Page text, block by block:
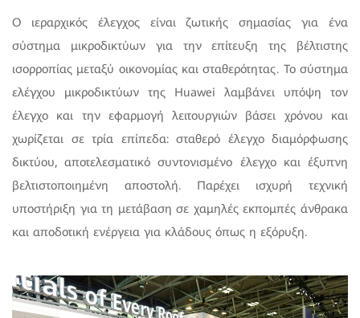
Ο ιεραρχικός έλεγχος είναι ζωτικής σημασίας για ένα
σύστημα μικροδικτύων για την επίτευξη της βέλτιστης
ισορροπίας μεταξύ οικονομίας και σταθερότητας. Το σύστημα
ελέγχου μικροδικτύων της Huawei λαμβάνει υπόψη τον
έλεγχο και την εφαρμογή λειτουργιών βάσει χρόνου και
χωρίζεται σε τρία επίπεδα: σταθερό έλεγχο διαμόρφωσης
δικτύου, αποτελεσματικό συντονισμένο έλεγχο και έξυπνη
βελτιστοποιημένη αποστολή. Παρέχει ισχυρή τεχνική
υποστήριξη για τη μετάβαση σε χαμηλές εκπομπές άνθρακα
και αποδοτική ενέργεια για κλάδους όπως η εξόρυξη.